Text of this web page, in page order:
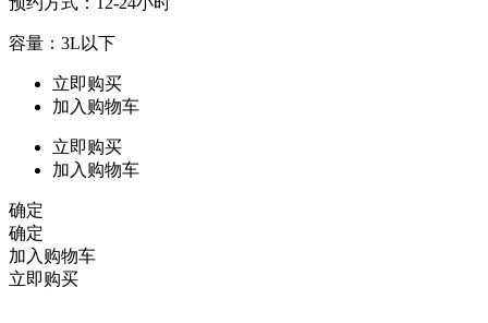
容量：3L以下
立即购买
加入购物车
立即购买
加入购物车
确定
确定
加入购物车
立即购买